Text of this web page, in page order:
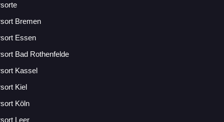
Bremen
Essen
Bad Rothenfelde
Kassel
Kiel
Köln
Leer